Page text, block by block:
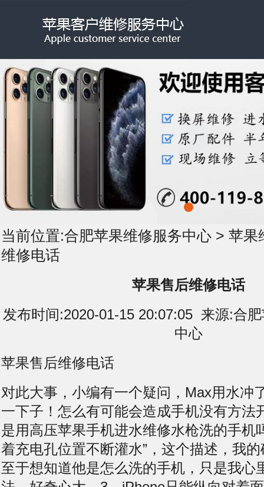
当前位置:合肥苹果维修服务中心 > 苹果
维修电话
苹果售后维修电话
发布时间:2020-01-15 20:07:05 来源:合
中心
苹果售后维修电话
对此大事，小编有一个疑问，Max用水冲
一下子！怎么有可能会造成手机没有方法
是用高压苹果手机进水维修水枪洗的手机
着充电孔位置不断灌水”，这个描述，我
至于想知道他是怎么洗的手机，只是我心